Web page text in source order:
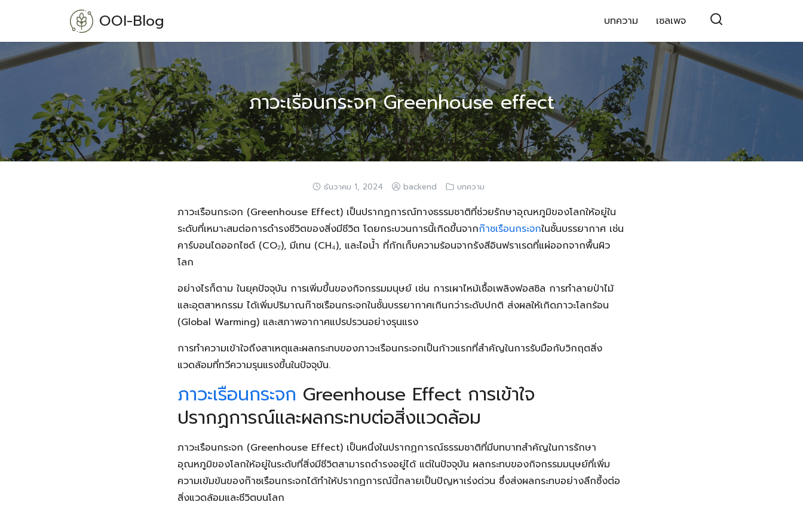
content
OOI-Blog บทความ เซลเพจ
ภาวะเรือนกระจก Greenhouse effect
ธันวาคม 1, 2024 backend บทความ
ภาวะเรือนกระจก (Greenhouse Effect) เป็นปรากฏการณ์ทางธรรมชาติที่ช่วยรักษาอุณหภูมิของโลกให้อยู่ใน
ระดับที่เหมาะสมต่อการดำรงชีวิตของสิ่งมีชีวิต โดยกระบวนการนี้เกิดขึ้นจากก๊าซเรือนกระจกในชั้นบรรยากาศ เช่น
คาร์บอนไดออกไซด์ (CO₂), มีเทน (CH₄), และไอน้ำ ที่กักเก็บความร้อนจากรังสีอินฟราเรดที่แผ่ออกจากพื้นผิว
โลก
อย่างไรก็ตาม ในยุคปัจจุบัน การเพิ่มขึ้นของกิจกรรมมนุษย์ เช่น การเผาไหม้เชื้อเพลิงฟอสซิล การทำลายป่าไม้
และอุตสาหกรรม ได้เพิ่มปริมาณก๊าซเรือนกระจกในชั้นบรรยากาศเกินกว่าระดับปกติ ส่งผลให้เกิดภาวะโลกร้อน
(Global Warming) และสภาพอากาศแปรปรวนอย่างรุนแรง
การทำความเข้าใจถึงสาเหตุและผลกระทบของภาวะเรือนกระจกเป็นก้าวแรกที่สำคัญในการรับมือกับวิกฤตสิ่ง
แวดล้อมที่ทวีความรุนแรงขึ้นในปัจจุบัน.
ภาวะเรือนกระจก Greenhouse Effect การเข้าใจ
ปรากฏการณ์และผลกระทบต่อสิ่งแวดล้อม
ภาวะเรือนกระจก (Greenhouse Effect) เป็นหนึ่งในปรากฏการณ์ธรรมชาติที่มีบทบาทสำคัญในการรักษา
อุณหภูมิของโลกให้อยู่ในระดับที่สิ่งมีชีวิตสามารถดำรงอยู่ได้ แต่ในปัจจุบัน ผลกระทบของกิจกรรมมนุษย์ที่เพิ่ม
ความเข้มข้นของก๊าซเรือนกระจกได้ทำให้ปรากฏการณ์นี้กลายเป็นปัญหาเร่งด่วน ซึ่งส่งผลกระทบอย่างลึกซึ้งต่อ
สิ่งแวดล้อมและชีวิตบนโลก